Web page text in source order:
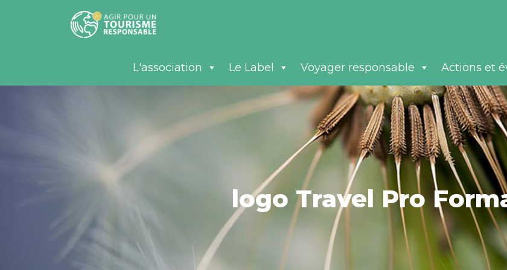
L'association Le Label Voyager responsable Actions et
logo Travel Pro